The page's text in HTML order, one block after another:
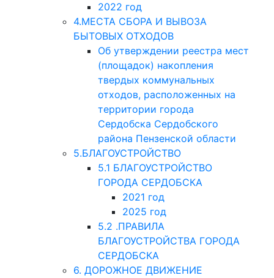
2022 год
4.МЕСТА СБОРА И ВЫВОЗА
БЫТОВЫХ ОТХОДОВ
Об утверждении реестра мест
(площадок) накопления
твердых коммунальных
отходов, расположенных на
территории города
Сердобска Сердобского
района Пензенской области
5.БЛАГОУСТРОЙСТВО
5.1 БЛАГОУСТРОЙСТВО
ГОРОДА СЕРДОБСКА
2021 год
2025 год
5.2 .ПРАВИЛА
БЛАГОУСТРОЙСТВА ГОРОДА
СЕРДОБСКА
6. ДОРОЖНОЕ ДВИЖЕНИЕ